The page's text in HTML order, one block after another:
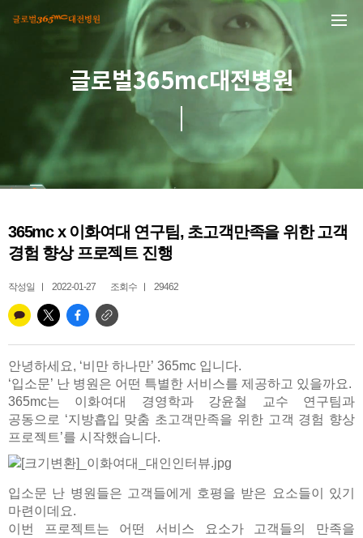
글로벌365mc대전병원
365mc x 이화여대 연구팀, 초고객만족을 위한 고객
경험 향상 프로젝트 진행
작성일 2022-01-27 조회수 29462
안녕하세요, ‘비만 하나만’ 365mc 입니다.
‘입소문’ 난 병원은 어떤 특별한 서비스를 제공하고 있을까요.
365mc는 이화여대 경영학과 강윤철 교수 연구팀과
공동으로 ‘지방흡입 맞춤 초고객만족을 위한 고객 경험 향상
프로젝트’를 시작했습니다.
입소문 난 병원들은 고객들에게 호평을 받은 요소들이 있기
마련이데요.
이번 프로젝트는 어떤 서비스 요소가 고객들의 만족을